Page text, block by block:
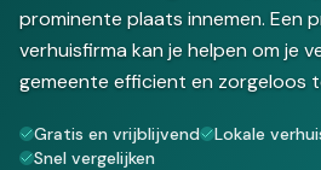
prominente plaats innemen. Een
verhuisfirma kan je helpen om je
gemeente efficient en zorgeloos
Gratis en vrijblijvend
Lokale
Snel vergelijken